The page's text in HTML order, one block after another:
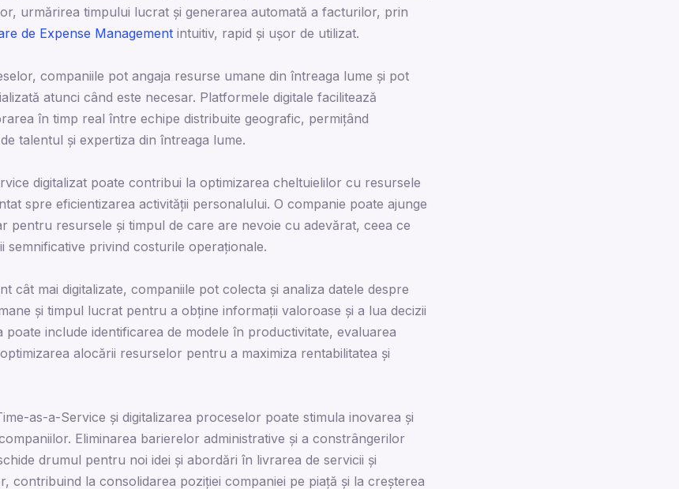
urmărirea timpului lucrat și generarea automată a facturilor, prin
de Expense Managementintuitiv, rapid și ușor de utilizat.
companiile pot angaja resurse umane din întreaga lume și pot
atunci când este necesar. Platformele digitale facilitează
în timp real între echipe distribuite geografic, permițând
talentul și expertiza din întreaga lume.
digitalizat poate contribui la optimizarea cheltuielilor cu resursele
spre eficientizarea activității personalului. O companie poate ajunge
pentru resursele și timpul de care are nevoie cu adevărat, ceea ce
semnificative privind costurile operaționale.
cât mai digitalizate, companiile pot colecta și analiza datele despre
și timpul lucrat pentru a obține informații valoroase și a lua decizii
poate include identificarea de modele în productivitate, evaluarea
alocării resurselor pentru a maximiza rentabilitatea și
as-a-Service și digitalizarea proceselor poate stimula inovarea și
Eliminarea barierelor administrative și a constrângerilor
drumul pentru noi idei și abordări în livrarea de servicii și
contribuind la consolidarea poziției companiei pe piață și la creșterea